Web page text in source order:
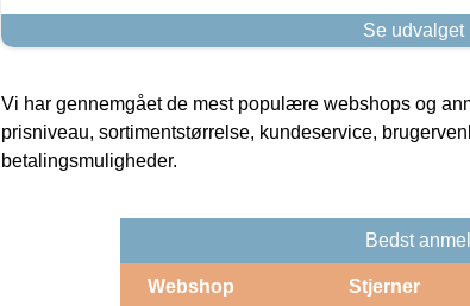
Se udvalget
Vi har gennemgået de mest populære webshops og
prisniveau, sortimentstørrelse, kundeservice,
betalingsmuligheder.
Bedst
Webshop Stjerner